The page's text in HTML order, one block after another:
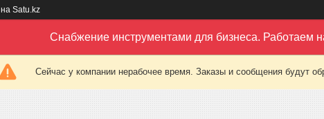
на Satu.kz
Снабжение инструментами для бизнеса. Работаем
Сейчас у компании нерабочее время. Заказы и сообщения будут